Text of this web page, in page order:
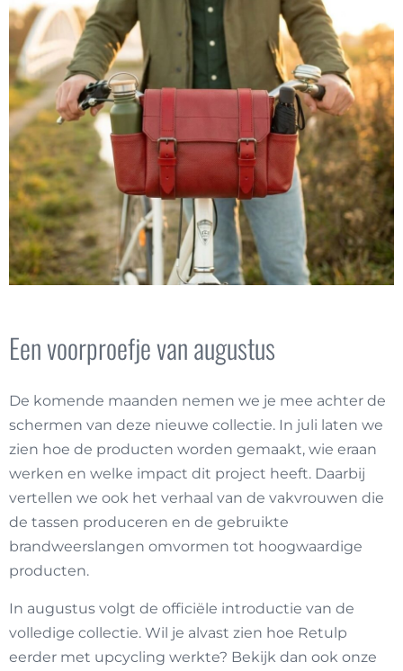
Een voorproefje van augustus
De komende maanden nemen we je mee achter de
schermen van deze nieuwe collectie. In juli laten we
zien hoe de producten worden gemaakt, wie eraan
werken en welke impact dit project heeft. Daarbij
vertellen we ook het verhaal van de vakvrouwen die
de tassen produceren en de gebruikte
brandweerslangen omvormen tot hoogwaardige
producten.
In augustus volgt de officiële introductie van de
volledige collectie. Wil je alvast zien hoe Retulp
eerder met upcycling werkte? Bekijk dan ook onze